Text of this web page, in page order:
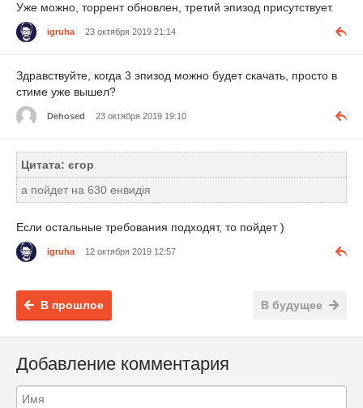
Уже можно, торрент обновлен, третий эпизод присутствует.
igruha 23 октября 2019 21:14
Здравствуйте, когда 3 эпизод можно будет скачать, просто в
стиме уже вышел?
Dehosed 23 октября 2019 19:10
Цитата: єгор
а пойдет на 630 енвидія
Если остальные требования подходят, то пойдет )
igruha 12 октября 2019 12:57
В будущее
В прошлое
Добавление комментария